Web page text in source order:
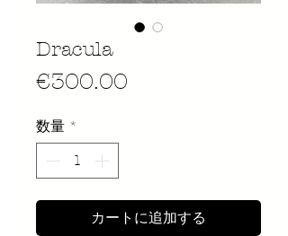
Dracula
€300.00
数量 *
カートに追加する